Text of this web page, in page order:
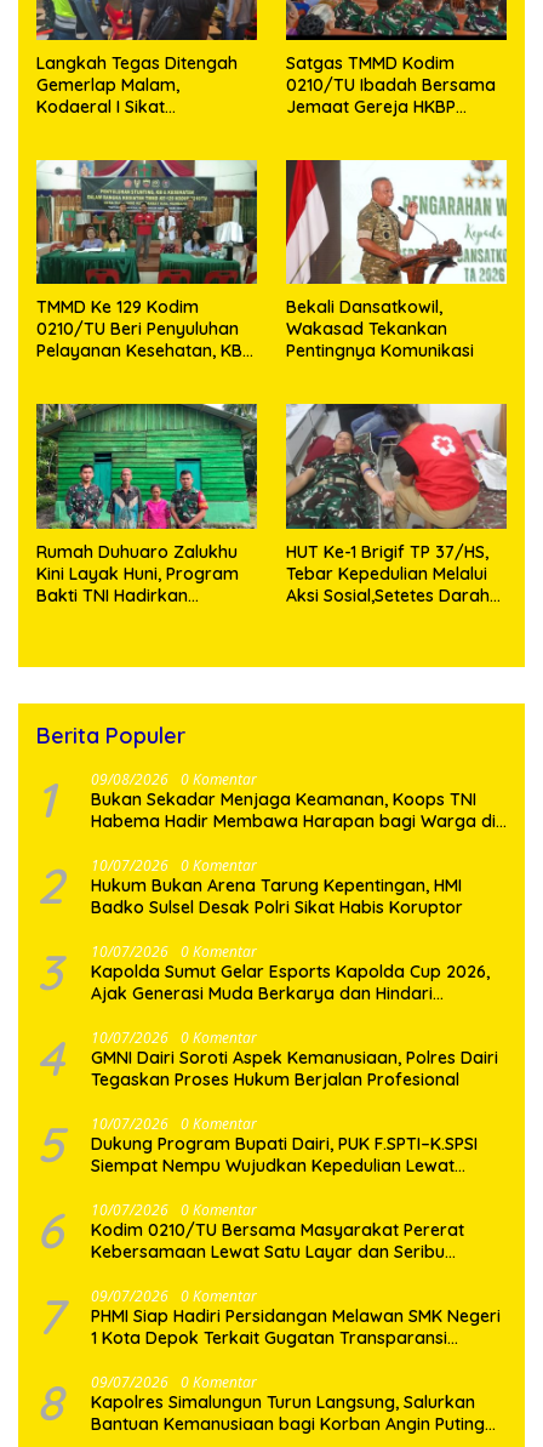
Langkah Tegas Ditengah
Gemerlap Malam,
Kodaeral I Sikat
Tajam
Satgas TMMD Kodim
0210/TU Ibadah Bersama
Jemaat Gereja HKBP
TMMD Ke 129 Kodim
0210/TU Beri Penyuluhan
Pelayanan Kesehatan, KB
Bekali Dansatkowil,
Wakasad Tekankan
Pentingnya Komunikasi
Rumah Duhuaro Zalukhu
Kini Layak Huni, Program
Bakti TNI Hadirkan
HUT Ke-1 Brigif TP 37/HS,
Tebar Kepedulian Melalui
Aksi Sosial,Setetes Darah
Berita Populer
1 09/08/2026 0 Komentar
Bukan Sekadar Menjaga Keamanan, Koops TNI
Habema Hadir Membawa Harapan bagi Warga di
2 10/07/2026 0 Komentar
Hukum Bukan Arena Tarung Kepentingan, HMI
Badko Sulsel Desak Polri Sikat Habis Koruptor
3 10/07/2026 0 Komentar
Kapolda Sumut Gelar Esports Kapolda Cup 2026,
Ajak Generasi Muda Berkarya dan Hindari
4 10/07/2026 0 Komentar
GMNI Dairi Soroti Aspek Kemanusiaan, Polres Dairi
Tegaskan Proses Hukum Berjalan Profesional
5 10/07/2026 0 Komentar
Dukung Program Bupati Dairi, PUK F.SPTI–K.SPSI
Siempat Nempu Wujudkan Kepedulian Lewat
6 10/07/2026 0 Komentar
Kodim 0210/TU Bersama Masyarakat Pererat
Kebersamaan Lewat Satu Layar dan Seribu
7 09/07/2026 0 Komentar
PHMI Siap Hadiri Persidangan Melawan SMK Negeri
1 Kota Depok Terkait Gugatan Transparansi
8 09/07/2026 0 Komentar
Kapolres Simalungun Turun Langsung, Salurkan
Bantuan Kemanusiaan bagi Korban Angin Puting